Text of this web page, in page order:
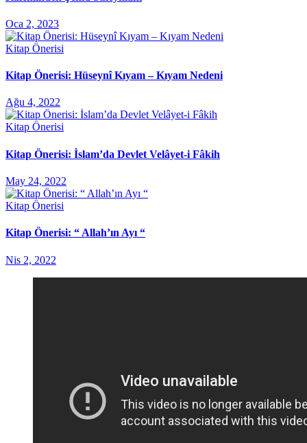
Oca 2, 2023
Kitap Önerisi
Kitap Önerisi: Hüseynî Kıyam – Kıyam Nedeni
Ağu 4, 2022
Kitap Önerisi
Kitap Önerisi: İslam’da Devlet Velâyet-i Fâkih
May 24, 2022
Kitap Önerisi
Kitap Önerisi: “ Allah’ın Ayı “
Nis 2, 2022